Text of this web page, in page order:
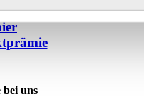
bei uns